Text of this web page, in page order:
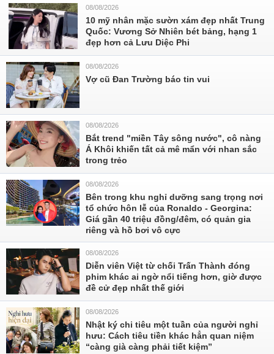
08/08/2026
10 mỹ nhân mặc sườn xám đẹp nhất Trung
Quốc: Vương Sở Nhiên bét bảng, hạng 1
đẹp hơn cả Lưu Diệc Phi
08/08/2026
Vợ cũ Đan Trường báo tin vui
08/08/2026
Bắt trend "miền Tây sông nước", cô nàng
Á Khôi khiến tất cả mê mẩn với nhan sắc
trong trẻo
08/08/2026
Bên trong khu nghỉ dưỡng sang trọng nơi
tổ chức hôn lễ của Ronaldo - Georgina:
Giá gần 40 triệu đồng/đêm, có quản gia
riêng và hồ bơi vô cực
08/08/2026
Diễn viên Việt từ chối Trấn Thành đóng
phim khác ai ngờ nổi tiếng hơn, giờ được
đề cử đẹp nhất thế giới
08/08/2026
Nhật ký chi tiêu một tuần của người nghỉ
hưu: Cách tiêu tiền khác hẳn quan niệm
“càng già càng phải tiết kiệm”